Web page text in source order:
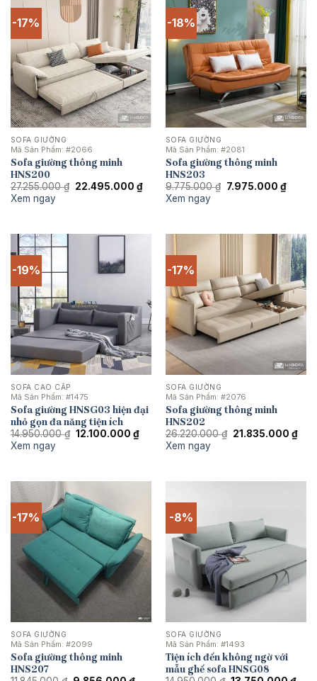
-17%
SOFA GIƯỜNG
Mã Sản Phẩm: #2066
Sofa giường thông minh
HNS200
27.255.000₫ Giá
22.495.000 ₫Giá
hiện
Xem ngay
-18%
SOFA GIƯỜNG
Mã Sản Phẩm: #2081
Sofa giường thông minh
HNS203
9.775.000₫ Giá
7.975.000 ₫Giá
hiện
Xem ngay
-19%
SOFA CAO CẤP
Mã Sản Phẩm: #1475
Sofa giường HNSG03 hiện đại
nhỏ gọn đa năng tiện ích
14.950.000₫ Giá
12.100.000 ₫Giá
hiện
Xem ngay
-17%
SOFA GIƯỜNG
Mã Sản Phẩm: #2076
Sofa giường thông minh
HNS202
26.220.000₫ Giá
21.835.000 ₫Giá
hiện
Xem ngay
-17%
SOFA GIƯỜNG
Mã Sản Phẩm: #2099
Sofa giường thông minh
HNS207
-8%
SOFA GIƯỜNG
Mã Sản Phẩm: #1493
Tiện ích đến không ngờ với
mẫu ghế sofa HNSG08